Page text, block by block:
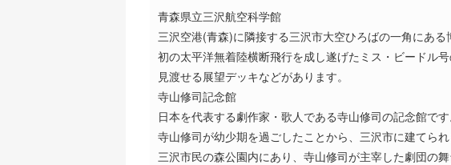
青森県立三沢航空科学館
三沢空港(青森)に隣接する三沢市大空ひろばの一角にある
初の太平洋無着陸横断飛行を成し遂げたミス・ビードル
見渡せる展望デッキなどがあります。
寺山修司記念館
日本を代表する劇作家・歌人である寺山修司の記念館です
寺山修司が幼少期を過ごしたことから、三沢市に建てられ
三沢市民の森公園内にあり、寺山修司が主宰した劇団の